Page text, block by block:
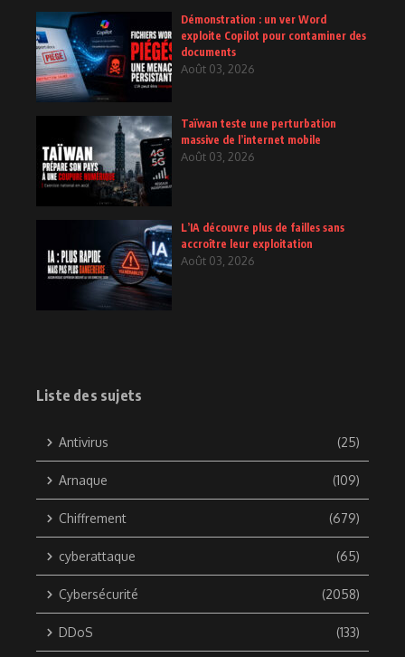
Démonstration : un ver Word
exploite Copilot pour contaminer des
documents
Août 03, 2026
Taïwan teste une perturbation
massive de l’internet mobile
Août 03, 2026
L’IA découvre plus de failles sans
accroître leur exploitation
Août 03, 2026
Liste des sujets
Antivirus (25)
Arnaque (109)
Chiffrement (679)
cyberattaque (65)
Cybersécurité (2058)
DDoS (133)